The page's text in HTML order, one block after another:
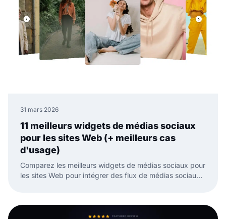
31 mars 2026
11 meilleurs widgets de médias sociaux
pour les sites Web (+ meilleurs cas
d'usage)
Comparez les meilleurs widgets de médias sociaux pour
les sites Web pour intégrer des flux de médias sociaux,